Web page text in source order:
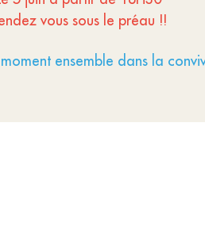
vous sous le préau !!
ensemble dans la